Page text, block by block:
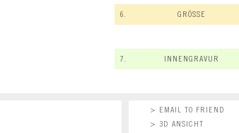
6. GRÖSSE
7. INNENGRAVUR
> EMAIL TO FRIEND
> 3D ANSICHT